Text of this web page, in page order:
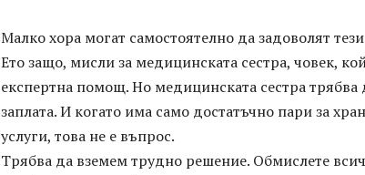
Малко хора могат самостоятелно да задоволят
Ето защо, мисли за медицинската сестра, човек,
експертна помощ. Но медицинската сестра трябва
заплата. И когато има само достатъчно пари за
услуги, това не е въпрос.
Трябва да вземем трудно решение. Обмислете